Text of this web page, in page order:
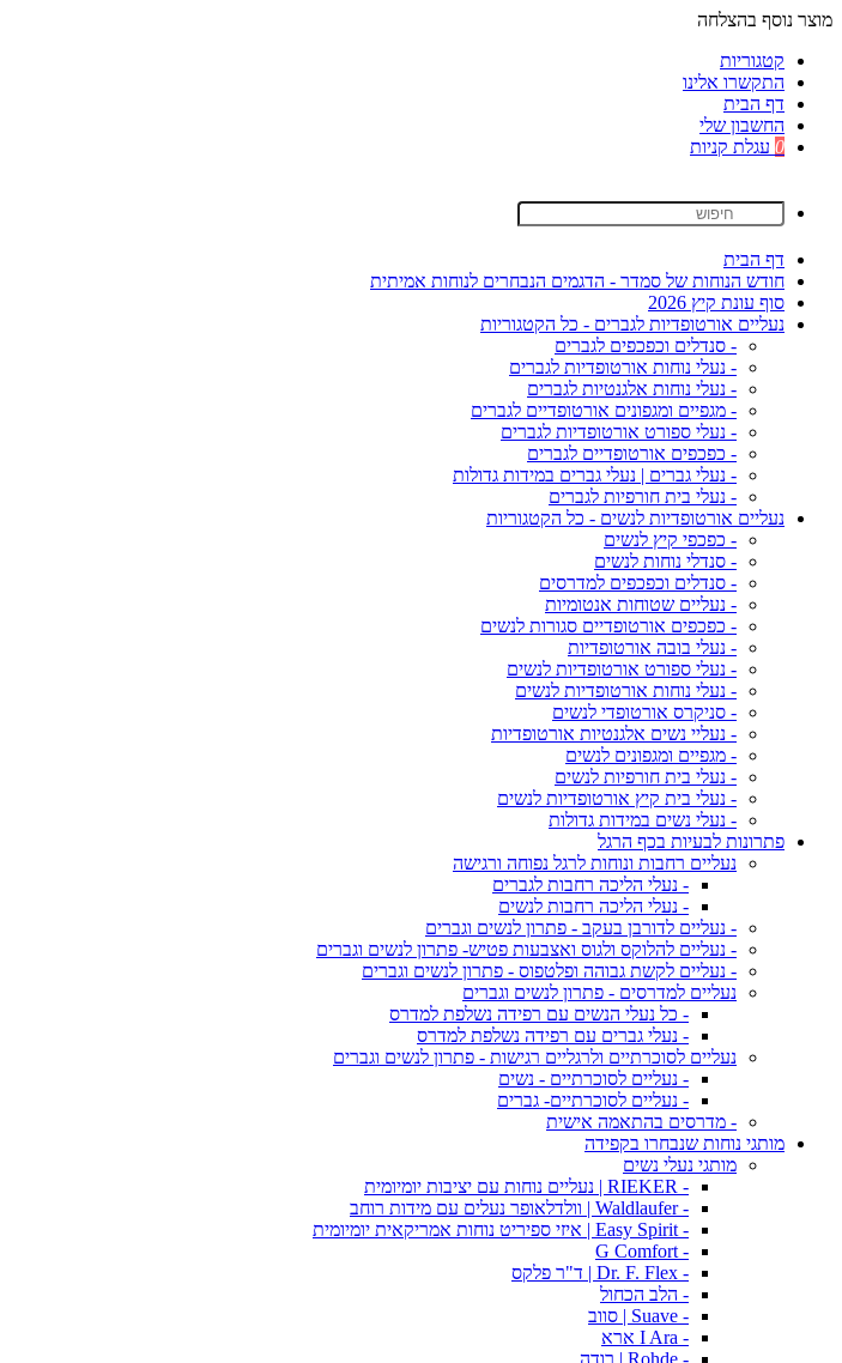
מוצר נוסף בהצלחה
קטגוריות
התקשרו אלינו
דף הבית
החשבון שלי
0 עגלת קניות
דף הבית
חודש הנוחות של סמדר - הדגמים הנבחרים לנוחות אמיתית
סוף עונת קיץ 2026
נעליים אורטופדיות לגברים - כל הקטגוריות
- סנדלים וכפכפים לגברים
- נעלי נוחות אורטופדיות לגברים
- נעלי נוחות אלגנטיות לגברים
- מגפיים ומגפונים אורטופדיים לגברים
- נעלי ספורט אורטופדיות לגברים
- כפכפים אורטופדיים לגברים
- נעלי גברים | נעלי גברים במידות גדולות
- נעלי בית חורפיות לגברים
נעליים אורטופדיות לנשים - כל הקטגוריות
- כפכפי קיץ לנשים
- סנדלי נוחות לנשים
- סנדלים וכפכפים למדרסים
- נעליים שטוחות אנטומיות
- כפכפים אורטופדיים סגורות לנשים
- נעלי בובה אורטופדיות
- נעלי ספורט אורטופדיות לנשים
- נעלי נוחות אורטופדיות לנשים
- סניקרס אורטופדי לנשים
- נעליי נשים אלגנטיות אורטופדיות
- מגפיים ומגפונים לנשים
- נעלי בית חורפיות לנשים
- נעלי בית קיץ אורטופדיות לנשים
- נעלי נשים במידות גדולות
פתרונות לבעיות בכף הרגל
נעליים רחבות ונוחות לרגל נפוחה ורגישה
- נעלי הליכה רחבות לגברים
- נעלי הליכה רחבות לנשים
- נעליים לדורבן בעקב - פתרון לנשים וגברים
- נעליים להלוקס ולגוס ואצבעות פטיש- פתרון לנשים וגברים
- נעליים לקשת גבוהה ופלטפוס - פתרון לנשים וגברים
נעליים למדרסים - פתרון לנשים וגברים
- כל נעלי הנשים עם רפידה נשלפת למדרס
- נעלי גברים עם רפידה נשלפת למדרס
נעליים לסוכרתיים ולרגליים רגישות - פתרון לנשים וגברים
- נעליים לסוכרתיים - נשים
- נעליים לסוכרתיים- גברים
- מדרסים בהתאמה אישית
מותגי נוחות שנבחרו בקפידה
מותגי נעלי נשים
- RIEKER | נעליים נוחות עם יציבות יומיומית
- Waldlaufer | וולדלאופר נעלים עם מידות רוחב
- Easy Spirit | איזי ספיריט נוחות אמריקאית יומיומית
- G Comfort
- Dr. F. Flex | ד"ר פלקס
- הלב הכחול
- Suave | סווב
- I Ara ארא
- Rohde | רודה